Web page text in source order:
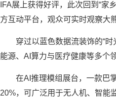
IFA展上获得好评，此次回到“
方互动平台，观众可实时观察大
穿过以蓝色数据流装饰的“
能源、AI算力与医疗健康等多个领
在AI推理模组展台，一款巴
20%，可广泛用于无人机、智能